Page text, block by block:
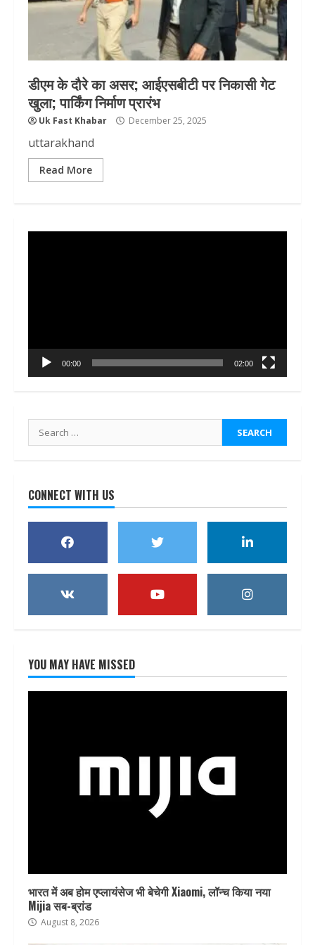
डीएम के दौरे का असर; आईएसबीटी पर निकासी गेट
खुला; पार्किंग निर्माण प्रारंभ
Uk Fast Khabar December 25, 2025
uttarakhand
Read More
00:00 02:00
Search
for:
CONNECT WITH US
YOU MAY HAVE MISSED
भारत में अब होम एप्लायंसेज भी बेचेगी Xiaomi, लॉन्च किया नया
Mijia सब-ब्रांड
August 8, 2026